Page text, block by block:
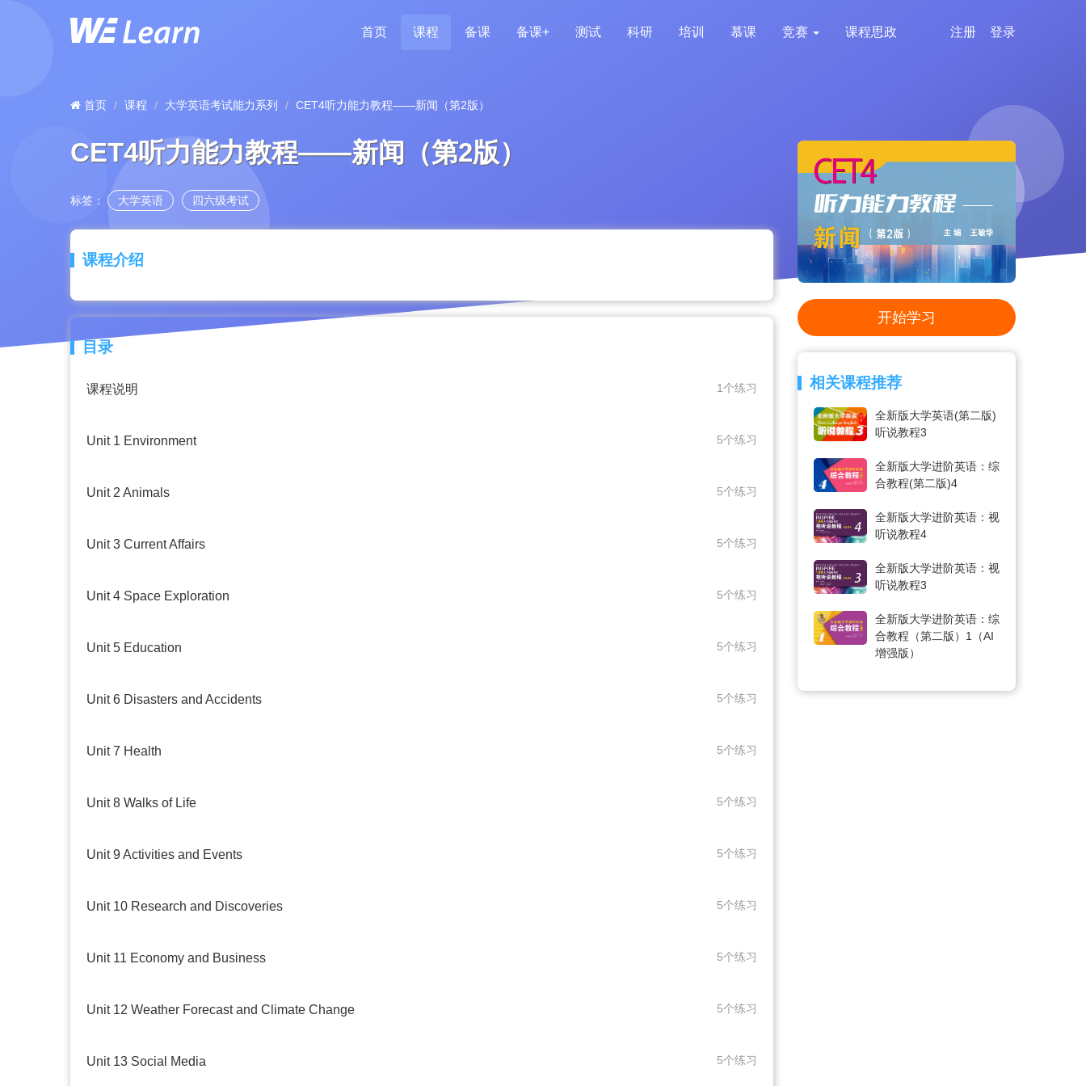
首页 课程 备课 备课+ 测试 科研 培训 慕课 竞赛 课程思政 登录
注册
首页 课程 大学英语考试能力系列 CET4听力能力教程——新闻（第2版）
CET4听力能力教程——新闻（第2版）
标签： 大学英语 四六级考试
课程介绍
目录
课程说明 1个练习
Unit 1 Environment 5个练习
Unit 2 Animals 5个练习
Unit 3 Current Affairs 5个练习
Unit 4 Space Exploration 5个练习
Unit 5 Education 5个练习
Unit 6 Disasters and Accidents 5个练习
Unit 7 Health 5个练习
Unit 8 Walks of Life 5个练习
Unit 9 Activities and Events 5个练习
Unit 10 Research and Discoveries 5个练习
Unit 11 Economy and Business 5个练习
Unit 12 Weather Forecast and Climate Change 5个练习
Unit 13 Social Media 5个练习
开始学习
相关课程推荐
全新版大学英语(第二版)
听说教程3
全新版大学进阶英语：综
合教程(第二版)4
全新版大学进阶英语：视
听说教程4
全新版大学进阶英语：视
听说教程3
全新版大学进阶英语：综
合教程（第二版）1（AI
增强版）